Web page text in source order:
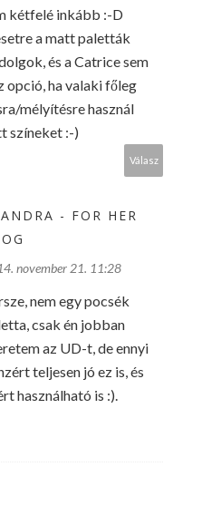
kétfelé inkább :-D
a matt paletták
és a Catrice sem
opció, ha valaki főleg
mélyítésre használ
színeket :-)
Válasz
- FOR HER
november 21. 11:28
nem egy pocsék
csak én jobban
az UD-t, de ennyi
teljesen jó ez is, és
használható is :).